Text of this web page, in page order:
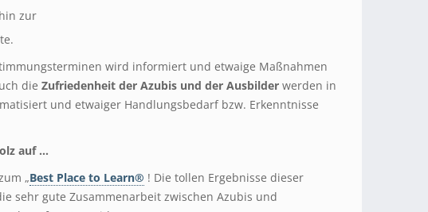
zur
wird informiert und etwaige Maßnahmen
die Zufriedenheit der Azubis und der Ausbilder werden in
und etwaiger Handlungsbedarf bzw. Erkenntnisse
auf …
„Best Place to Learn® ! Die tollen Ergebnisse dieser
sehr gute Zusammenarbeit zwischen Azubis und